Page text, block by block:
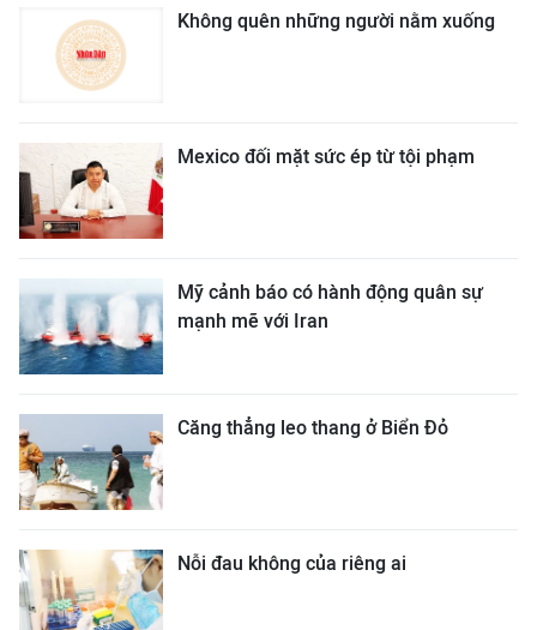
Không quên những người nằm xuống
Mexico đối mặt sức ép từ tội phạm
Mỹ cảnh báo có hành động quân sự
mạnh mẽ với Iran
Căng thẳng leo thang ở Biển Đỏ
Nỗi đau không của riêng ai